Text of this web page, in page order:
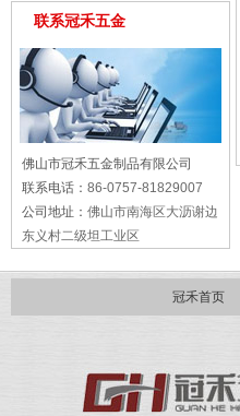
联系冠禾五金
佛山市冠禾五金制品有限公司
联系电话： 86-0757-81829007
公司地址： 佛山市南海区大沥谢边
东义村二级坦工业区
冠禾首页